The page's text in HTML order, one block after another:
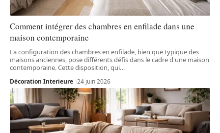
Comment intégrer des chambres en enfilade dans une
maison contemporaine
La configuration des chambres en enfilade, bien que typique des
maisons anciennes, pose différents défis dans le cadre d'une maison
contemporaine. Cette disposition, qui…
Décoration Interieure 24 juin 2026